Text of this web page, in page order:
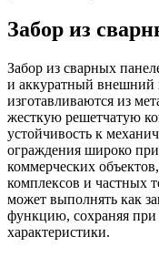
Забор из
Забор из сварных
и аккуратный внешний
изготавливаются из
жесткую решетчатую
устойчивость к
ограждения широко
коммерческих
комплексов и частных
может выполнять как
функцию, сохраняя
характеристики.